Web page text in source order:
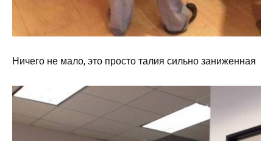
Ничего не мало, это просто талия сильно заниженная